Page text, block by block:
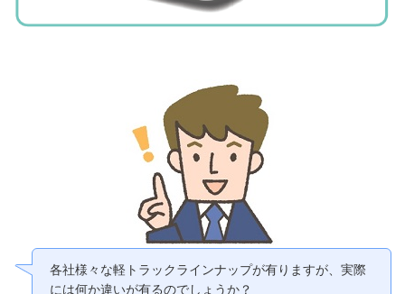
各社様々な軽トラックラインナップが有りますが、実際
には何か違いが有るのでしょうか？